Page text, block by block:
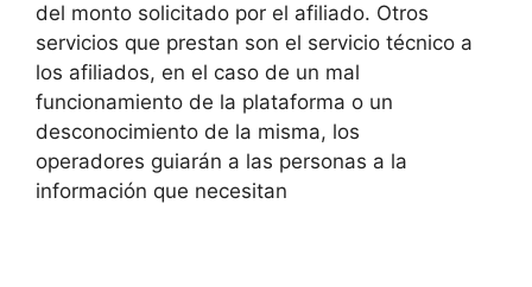
del monto solicitado por el afiliado. Otros
servicios que prestan son el servicio técnico a
los afiliados, en el caso de un mal
funcionamiento de la plataforma o un
desconocimiento de la misma, los
operadores guiarán a las personas a la
información que necesitan